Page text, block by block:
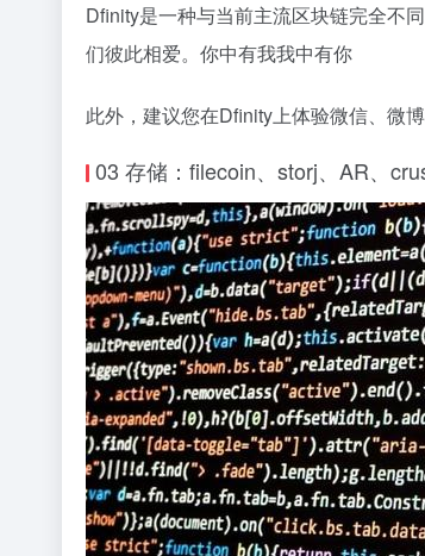
Dfinity是一种与当前主流区块链完全不
们彼此相爱。你中有我我中有你
此外，建议您在Dfinity上体验微信、微
03 存储：filecoin、storj、AR、